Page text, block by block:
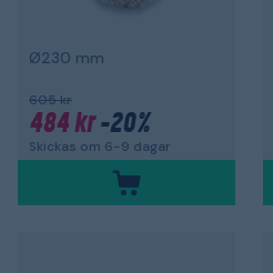
Ø230 mm
605 kr
484 kr-20%
Skickas om 6-9 dagar